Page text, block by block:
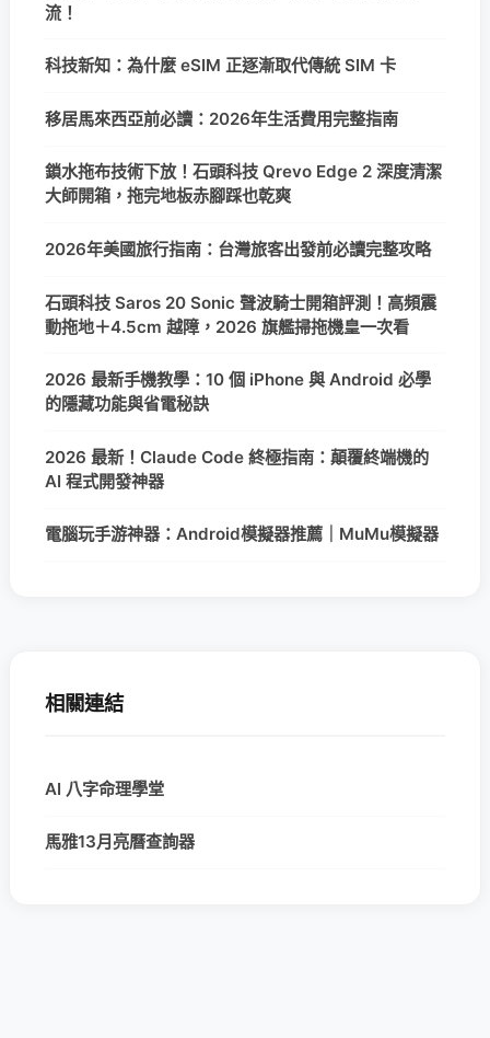
流！
科技新知：為什麼 eSIM 正逐漸取代傳統 SIM 卡
移居馬來西亞前必讀：2026年生活費用完整指南
鎖水拖布技術下放！石頭科技 Qrevo Edge 2 深度清潔
大師開箱，拖完地板赤腳踩也乾爽
2026年美國旅行指南：台灣旅客出發前必讀完整攻略
石頭科技 Saros 20 Sonic 聲波騎士開箱評測！高頻震
動拖地＋4.5cm 越障，2026 旗艦掃拖機皇一次看
2026 最新手機教學：10 個 iPhone 與 Android 必學
的隱藏功能與省電秘訣
2026 最新！Claude Code 終極指南：顛覆終端機的
AI 程式開發神器
電腦玩手游神器：Android模擬器推薦｜MuMu模擬器
相關連結
AI 八字命理學堂
馬雅13月亮曆查詢器